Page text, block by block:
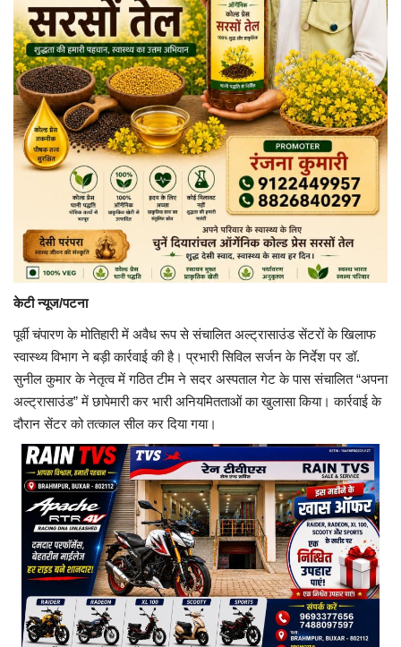
केटी न्यूज/पटना
पूर्वी चंपारण के मोतिहारी में अवैध रूप से संचालित अल्ट्रासाउंड सेंटरों के खिलाफ
स्वास्थ्य विभाग ने बड़ी कार्रवाई की है। प्रभारी सिविल सर्जन के निर्देश पर डॉ.
सुनील कुमार के नेतृत्व में गठित टीम ने सदर अस्पताल गेट के पास संचालित “अपना
अल्ट्रासाउंड” में छापेमारी कर भारी अनियमितताओं का खुलासा किया। कार्रवाई के
दौरान सेंटर को तत्काल सील कर दिया गया।